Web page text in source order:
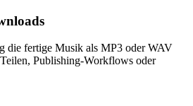
die fertige Musik als MP3 oder WAV
Publishing-Workflows oder